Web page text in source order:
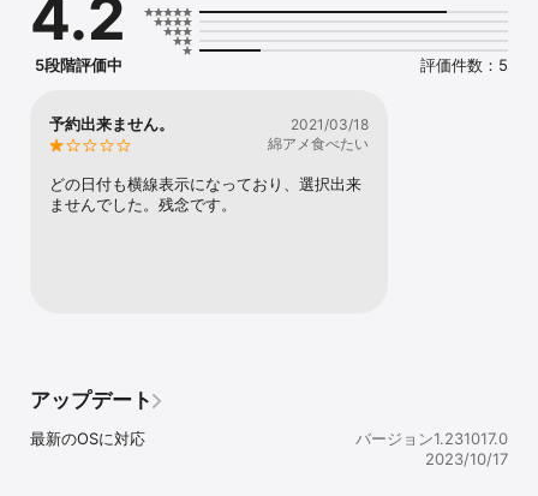
■マイページ機能
予約状況の確認やキャンセルがマイページ上から行えます。スタッ
フの登録が出来るので前もって担当者を登録しておけばマイページ
からスムーズな指名予約が可能です。
4.2
5段階評価中 評価件数：5
予約出来ません。
2021/03/18
綿アメ食べたい
どの日付も横線表示になっており、選択出来
ませんでした。残念です。
アップデート
最新のOSに対応
バージョン1.231017.0
2023/10/17